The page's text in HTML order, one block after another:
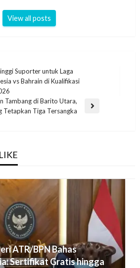
View all posts
Suporter untuk Laga
vs Bahrain di Kualifikasi
Tambang di Barito Utara,
Tetapkan Tiga Tersangka
ATR/BPN Bahas
Sertifikat Gratis hingga